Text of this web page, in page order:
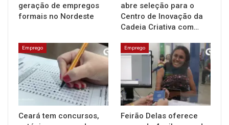
geração de empregos
formais no Nordeste
abre seleção para o
Centro de Inovação da
Cadeia Criativa com…
Emprego
Ceará tem concursos,
Emprego
Feirão Delas oferece